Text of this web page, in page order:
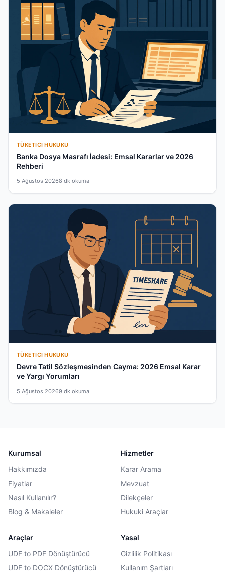
TÜKETICI HUKUKU
Banka Dosya Masrafı İadesi: Emsal Kararlar ve 2026
Rehberi
5 Ağustos 20268 dk okuma
TÜKETICI HUKUKU
Devre Tatil Sözleşmesinden Cayma: 2026 Emsal Karar
ve Yargı Yorumları
5 Ağustos 20269 dk okuma
Kurumsal
Hakkımızda
Fiyatlar
Nasıl Kullanılır?
Blog & Makaleler
Hizmetler
Karar Arama
Mevzuat
Dilekçeler
Hukuki Araçlar
Araçlar
UDF to PDF Dönüştürücü
UDF to DOCX Dönüştürücü
Yasal
Gizlilik Politikası
Kullanım Şartları